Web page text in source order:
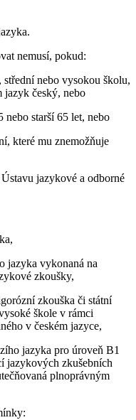
nemusí, pokud:
nebo vysokou školu,
jazyk český, nebo
nebo starší 65 let, nebo
které mu znemožňuje
jazykové a odborné
jazyka vykonaná na
zkoušky,
zkouška či státní
škole v rámci
v českém jazyce,
jazyka pro úroveň B1
jazykových zkušebních
plnoprávným